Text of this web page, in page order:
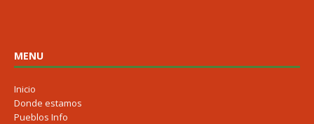
MENU
Inicio
Donde estamos
Pueblos Info